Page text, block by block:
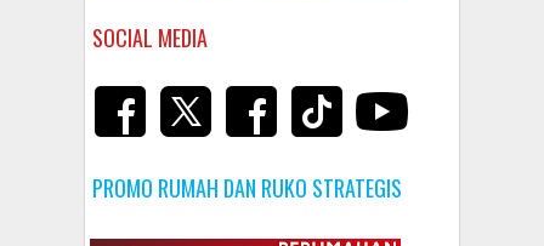
SOCIAL MEDIA
PROMO RUMAH DAN RUKO STRATEGIS